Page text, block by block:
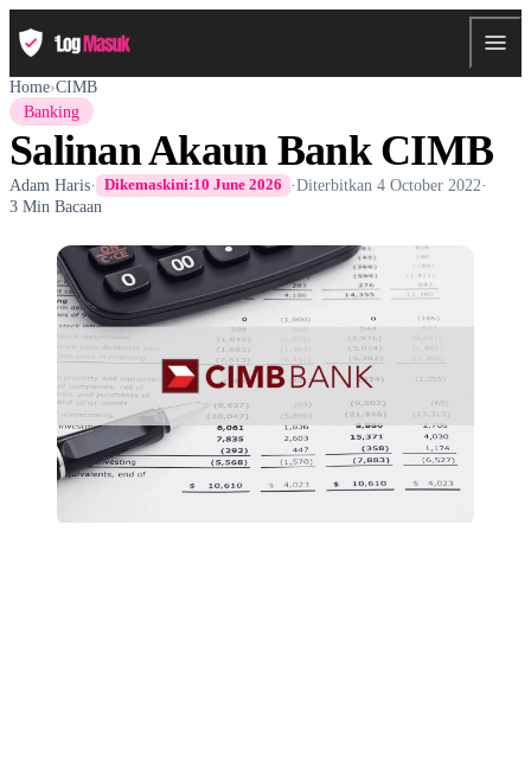
Home›CIMB
Banking
Salinan Akaun Bank CIMB
Adam Haris· Dikemaskini:10 June 2026 ·Diterbitkan4 October 2022·
3 Min Bacaan